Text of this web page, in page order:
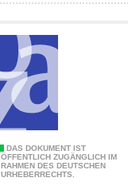
DAS DOKUMENT IST
ÖFFENTLICH ZUGÄNGLICH IM
RAHMEN DES DEUTSCHEN
URHEBERRECHTS.